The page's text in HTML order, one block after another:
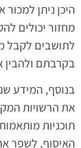
היכן ניתן
מחזור יכולים
לתושבים לקבל
בקרבתם
בנוסף, המידע
את הרשויות
תוכניות
האיסוף, לשפר